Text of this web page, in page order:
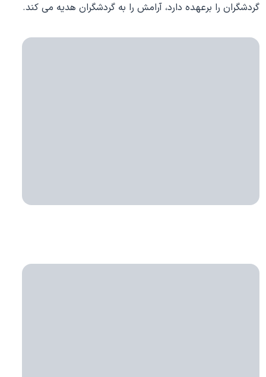
گردشگران را برعهده دارد، آرامش را به گردشگران هدیه می کند.